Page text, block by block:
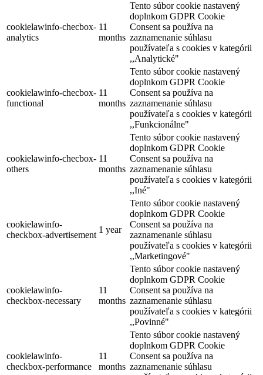
cookielawinfo-checbox-
analytics
11
months
Tento súbor cookie nastavený
doplnkom GDPR Cookie
Consent sa používa na
zaznamenanie súhlasu
používateľa s cookies v kategórii
,,Analytické"
cookielawinfo-checbox-
functional
11
months
Tento súbor cookie nastavený
doplnkom GDPR Cookie
Consent sa používa na
zaznamenanie súhlasu
používateľa s cookies v kategórii
,,Funkcionálne"
cookielawinfo-checbox-
others
11
months
Tento súbor cookie nastavený
doplnkom GDPR Cookie
Consent sa používa na
zaznamenanie súhlasu
používateľa s cookies v kategórii
,,Iné"
cookielawinfo-
checkbox-advertisement
1 year
Tento súbor cookie nastavený
doplnkom GDPR Cookie
Consent sa používa na
zaznamenanie súhlasu
používateľa s cookies v kategórii
,,Marketingové"
cookielawinfo-
checkbox-necessary
11
months
Tento súbor cookie nastavený
doplnkom GDPR Cookie
Consent sa používa na
zaznamenanie súhlasu
používateľa s cookies v kategórii
,,Povinné"
cookielawinfo-
checkbox-performance
11
months
Tento súbor cookie nastavený
doplnkom GDPR Cookie
Consent sa používa na
zaznamenanie súhlasu